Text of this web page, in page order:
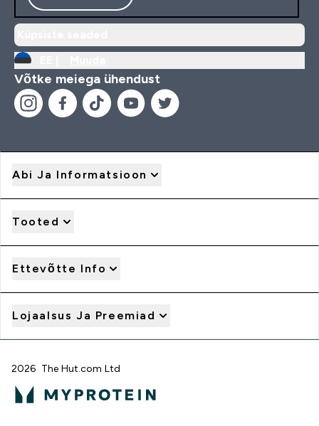
Võtke meiega ühendust
Abi Ja Informatsioon
Tooted
Ettevõtte Info
Lojaalsus Ja Preemiad
2026 The Hut.com Ltd